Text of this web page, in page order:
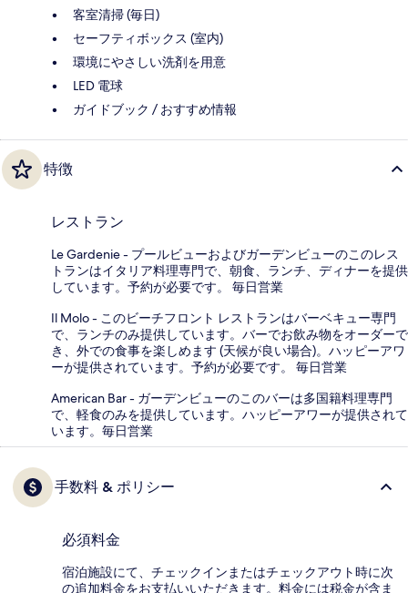
客室清掃 (毎日)
セーフティボックス (室内)
環境にやさしい洗剤を用意
LED 電球
ガイドブック / おすすめ情報
特徴
レストラン
Le Gardenie - プールビューおよびガーデンビューのこのレス
トランはイタリア料理専門で、朝食、ランチ、ディナーを提供
しています。予約が必要です。 毎日営業
Il Molo - このビーチフロント レストランはバーベキュー専門
で、ランチのみ提供しています。バーでお飲み物をオーダーで
き、外での食事を楽しめます (天候が良い場合)。ハッピーアワ
ーが提供されています。予約が必要です。 毎日営業
American Bar - ガーデンビューのこのバーは多国籍料理専門
で、軽食のみを提供しています。ハッピーアワーが提供されて
います。毎日営業
手数料 & ポリシー
必須料金
宿泊施設にて、チェックインまたはチェックアウト時に次
の追加料金をお支払いいただきます。料金には税金が含ま